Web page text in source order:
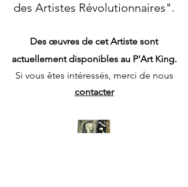
des Artistes Révolutionnaires".
Des œuvres de cet Artiste sont
actuellement disponibles au P'Art King.
Si vous êtes intéressés, merci de nous
contacter